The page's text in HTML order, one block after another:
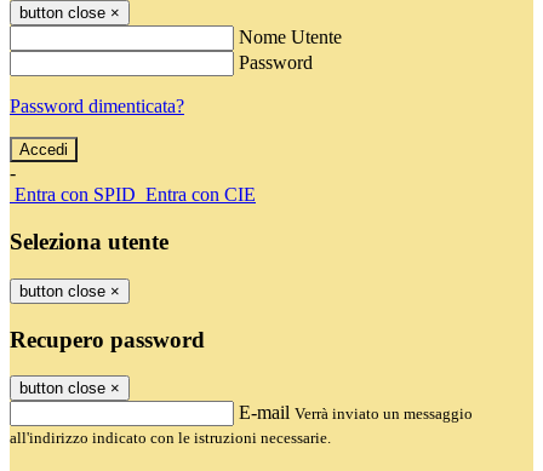
button close ×
Nome Utente
Password
Password dimenticata?
-
Entra con SPID Entra con CIE
Seleziona utente
button close ×
Recupero password
button close ×
E-mail Verrà inviato un messaggio
all'indirizzo indicato con le istruzioni necessarie.